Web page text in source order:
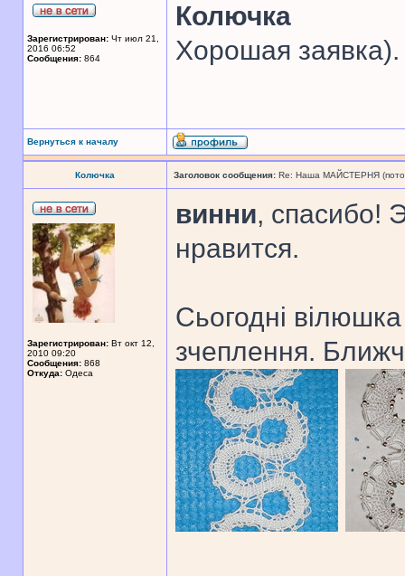
Зарегистрирован: Чт июл 21,
2016 06:52
Сообщения: 864
Колючка
Хорошая заявка).
Вернуться к началу
Колючка Заголовок сообщения: Re: Наша МАЙСТЕРНЯ
Зарегистрирован: Вт окт 12,
2010 09:20
Сообщения: 868
Откуда: Одеса
винни, спасибо!
нравится.
Сьогодні
зчеплення.